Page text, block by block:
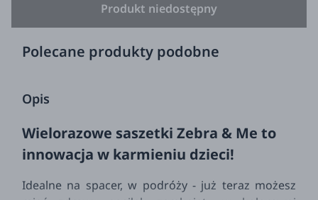
Produkt niedostępny
Polecane produkty podobne
Opis
Wielorazowe saszetki Zebra & Me to
innowacja w karmieniu dzieci!
Idealne na spacer, w podróży - już teraz możesz